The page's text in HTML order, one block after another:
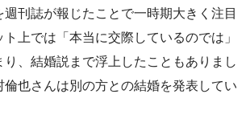
刊誌が報じたことで一時期大きく注目
上では「本当に交際しているのでは」
り、結婚説まで浮上したこともありまし
倫也さんは別の方との結婚を発表してい